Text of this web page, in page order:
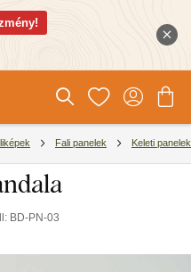
Fali panelek Keleti panelek
BD-PN-03